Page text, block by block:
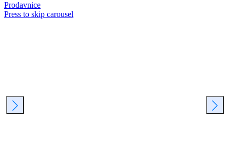
Prodavnice
Press to skip carousel